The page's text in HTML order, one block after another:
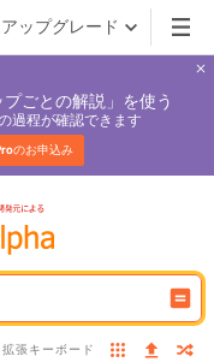
アップグレード
ごとの解説」を使う
過程が確認できます
のお申込み
拡張キーボード